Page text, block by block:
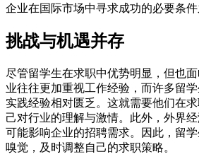
企业在国际市场中寻求成功的必要条件
挑战与机遇并存
尽管留学生在求职中优势明显，但也
业往往更加重视工作经验，而许多留
实践经验相对匮乏。这就需要他们在
己对行业的理解与激情。此外，外界
可能影响企业的招聘需求。因此，留
嗅觉，及时调整自己的求职策略。